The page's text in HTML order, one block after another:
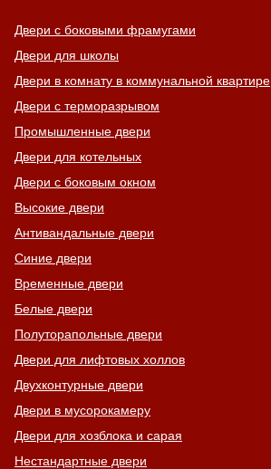
Двери с боковыми фрамугами
Двери для школы
Двери в комнату в коммунальной квартире
Двери с терморазрывом
Промышленные двери
Двери для котельных
Двери с боковым окном
Высокие двери
Антивандальные двери
Синие двери
Временные двери
Белые двери
Полуторапольные двери
Двери для лифтовых холлов
Двухконтурные двери
Двери в мусорокамеру
Двери для хозблока и сарая
Нестандартные двери